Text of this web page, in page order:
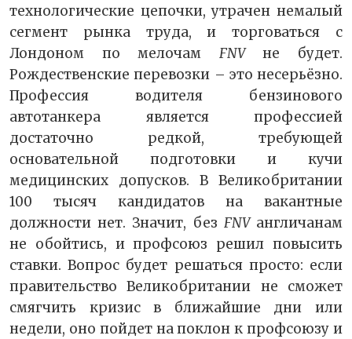
технологические цепочки, утрачен немалый
сегмент рынка труда, и торговаться с
Лондоном по мелочам FNVне будет.
Рождественские перевозки – это несерьёзно.
Профессия водителя бензинового
автотанкера является профессией
достаточно редкой, требующей
основательной подготовки и кучи
медицинских допусков. В Великобритании
100 тысяч кандидатов на вакантные
должности нет. Значит, без FNVангличанам
не обойтись, и профсоюз решил повысить
ставки. Вопрос будет решаться просто: если
правительство Великобритании не сможет
смягчить кризис в ближайшие дни или
недели, оно пойдет на поклон к профсоюзу и